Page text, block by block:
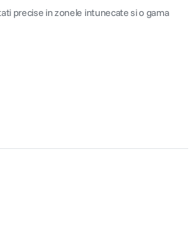
precise in zonele intunecate si o gama